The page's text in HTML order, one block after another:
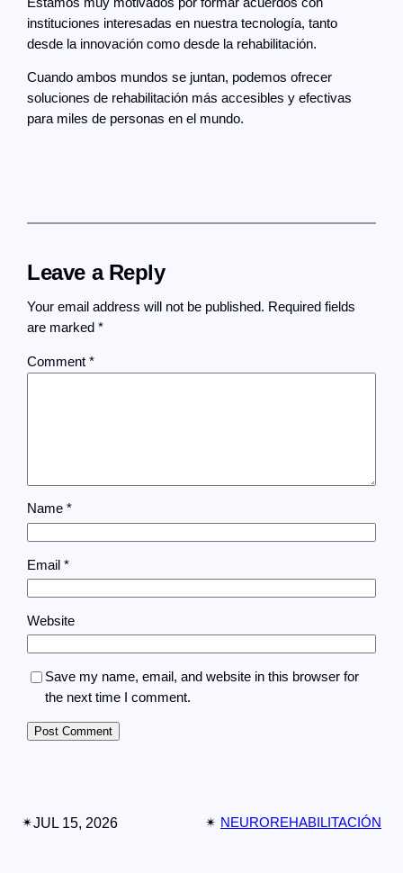
instituciones interesadas en nuestra tecnología, tanto
desde la innovación como desde la rehabilitación.
Cuando ambos mundos se juntan, podemos ofrecer
soluciones de rehabilitación más accesibles y efectivas
para miles de personas en el mundo.
Leave a Reply
Your email address will not be published. Required fields
are marked*
Comment*
Name*
Email*
Website
Save my name, email, and website in this browser for
the next time I comment.
✴︎JUL 15, 2026 ✴︎ NEUROREHABILITACIÓN